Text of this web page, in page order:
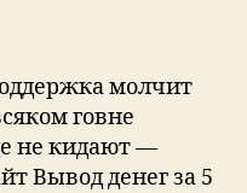
молчит
говне
не кидают —
Вывод денег за 5